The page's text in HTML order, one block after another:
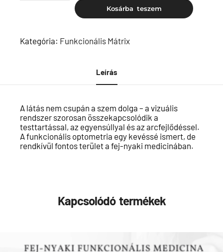
Kosárba teszem
Kategória: Funkcionális Mátrix
Leírás
A látás nem csupán a szem dolga – a vizuális
rendszer szorosan összekapcsolódik a
testtartással, az egyensúllyal és az arcfejlődéssel.
A funkcionális optometria egy kevéssé ismert, de
rendkívül fontos terület a fej-nyaki medicinában.
Kapcsolódó termékek